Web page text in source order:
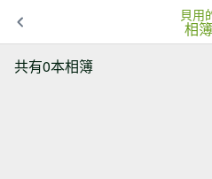
貝用
相簿
共有0本相簿